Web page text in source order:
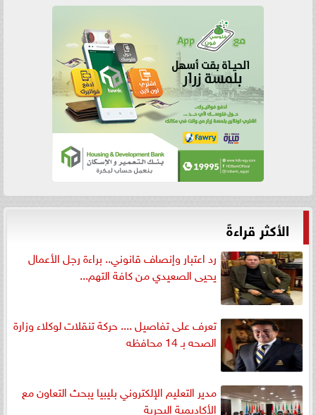
الأكثر قراءةً
رد اعتبار وإنصاف قانوني.. براءة رجل الأعمال
يحيى الصعيدي من كافة التهم...
تعرف على تفاصيل .... حركة تنقلات لوكلاء وزارة
الصحه بـ 14 محافظه
مدير التعليم الإلكتروني بليبيا يبحث التعاون مع
الأكاديمية البحرية